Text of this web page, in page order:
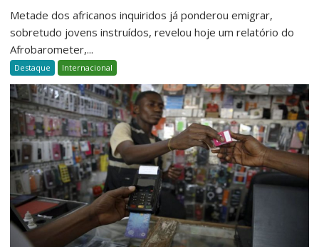
Metade dos africanos inquiridos já ponderou emigrar,
sobretudo jovens instruídos, revelou hoje um relatório do
Afrobarometer,...
Destaque Internacional